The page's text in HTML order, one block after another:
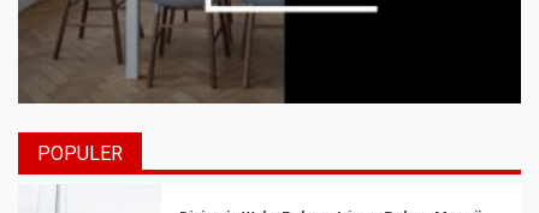
POPULER